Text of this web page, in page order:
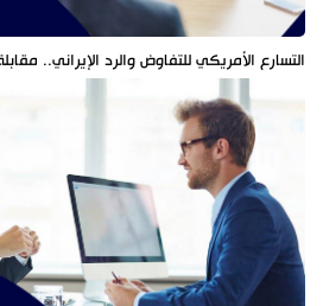
التسارع الأمريكي للتفاوض والرد الإيراني..